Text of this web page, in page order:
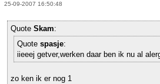
25-09-2007 16:50:48
Quote Skam:
Quote spasje:
iieeej getver,werken daar ben ik nu al
zo ken ik er nog 1